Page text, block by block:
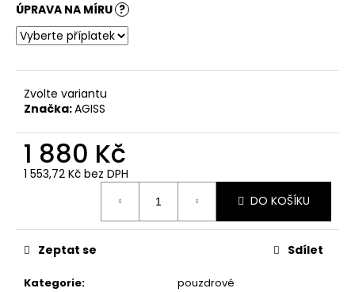
ÚPRAVA NA MÍRU ?
Zvolte variantu
Značka:AGISS
1 880 Kč
1 553,72 Kč bez DPH
DO KOŠÍKU
Kategorie: pouzdrové
Zeptat se Sdílet
p
o
r
u
u
e
m
e
SABINA
LETNÍ